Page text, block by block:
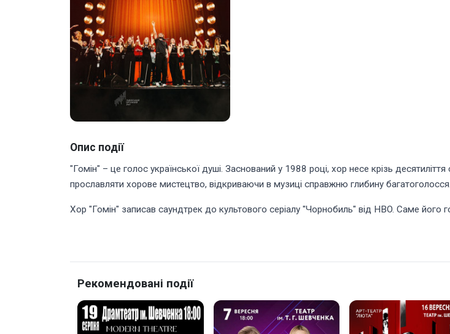
Опис події
"Гомін" – це голос української душі. Заснований у 1988 році, хор несе крізь
прославляти хорове мистецтво, відкриваючи в музиці справжню глибину багатоголосся.
Хор "Гомін" записав саундтрек до культового серіалу "Чорнобиль" від HBO. Саме його
Рекомендовані події